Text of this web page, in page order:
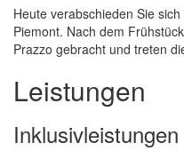
Heute verabschieden Sie
Piemont. Nach dem
Prazzo gebracht und treten
Leistungen
Inklusivleistungen